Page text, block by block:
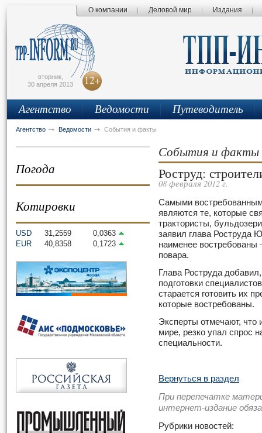
О компании Деловой мир Издания
вторник,
30 апреля 2013
12+
Агентство Ведомости Путеводитель
Агентство Ведомости События и факты
Погода
Котировки
USD 31,2559
0,0363
EUR
40,8358 0,1723
События и факты
Роструд:
08 февраля 2012 г.
Самыми
являются те, которые
трактористы,
заявил глава Роструда
наименее востребованы
повара.
Глава Роструда
подготовки
старается готовить их
которые востребованы.
Эксперты отмечают, что
мире, резко упал спрос
специальности.
Вернуться в раздел
При перепечатке
интернет-издание
Рубрики новостей: